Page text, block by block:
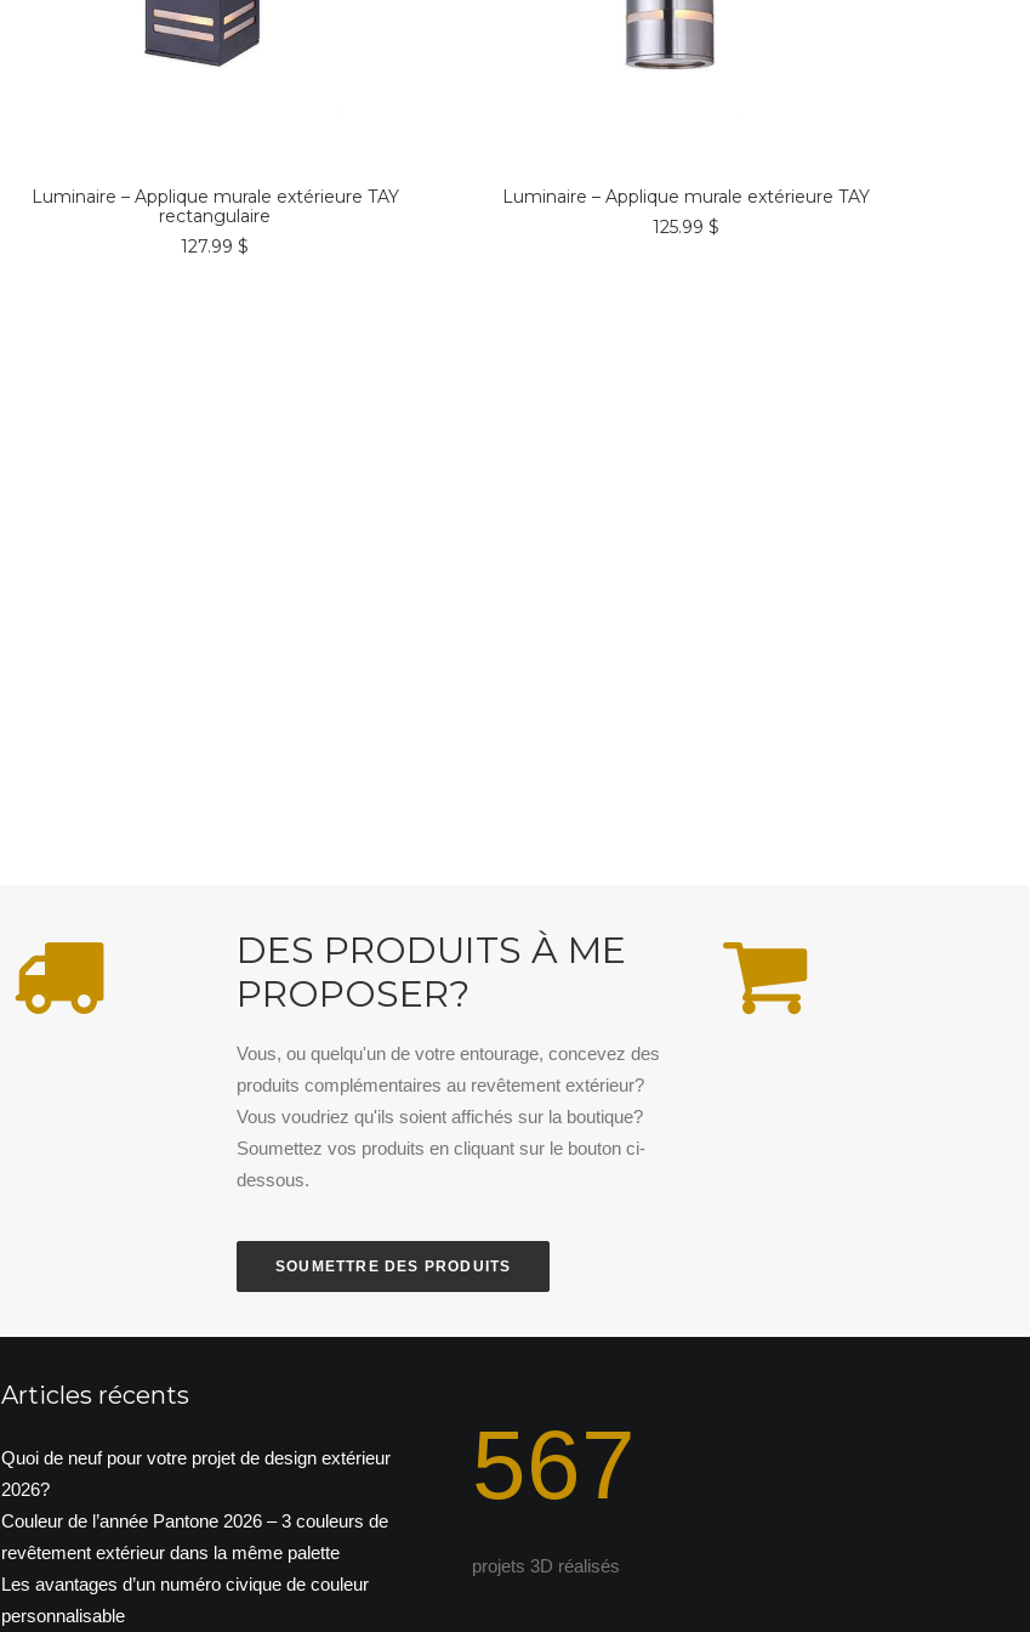
Luminaire – Applique murale extérieure TAY
rectangulaire
127.99 $
Luminaire – Applique murale extérieure TAY
125.99 $
DES PRODUITS À ME
PROPOSER?
Vous, ou quelqu'un de votre entourage, concevez des
produits complémentaires au revêtement extérieur?
Vous voudriez qu'ils soient affichés sur la boutique?
Soumettez vos produits en cliquant sur le bouton ci-
dessous.
SOUMETTRE DES PRODUITS
Articles récents
Quoi de neuf pour votre projet de design extérieur
2026?
Couleur de l’année Pantone 2026 – 3 couleurs de
revêtement extérieur dans la même palette
Les avantages d’un numéro civique de couleur
personnalisable
567
projets 3D réalisés